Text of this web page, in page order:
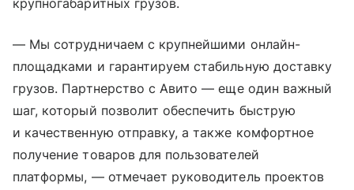
крупногабаритных грузов.
— Мы сотрудничаем с крупнейшими онлайн-
площадками и гарантируем стабильную доставку
грузов. Партнерство с Авито — еще один важный
шаг, который позволит обеспечить быструю
и качественную отправку, а также комфортное
получение товаров для пользователей
платформы, — отмечает руководитель проектов